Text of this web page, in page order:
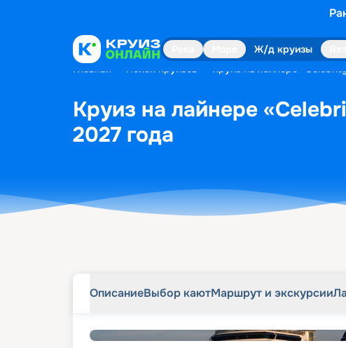
Ж/д круизы
Главная Поиск круизов Круиз на лайнере
Круиз на лайнере
2027 года
ОписаниеВыбор каютМаршрут и экскурсии